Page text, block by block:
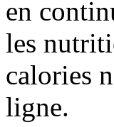
en
les
calories
ligne.